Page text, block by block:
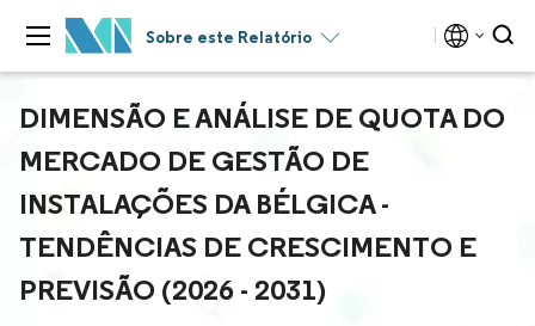
Sobre este Relatório
DIMENSÃO E ANÁLISE DE QUOTA DO
MERCADO DE GESTÃO DE
INSTALAÇÕES DA BÉLGICA -
TENDÊNCIAS DE CRESCIMENTO E
PREVISÃO (2026 - 2031)